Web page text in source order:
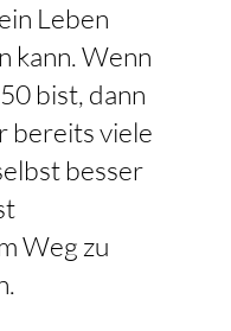
Leben
kann. Wenn
bist, dann
bereits viele
besser
Weg zu